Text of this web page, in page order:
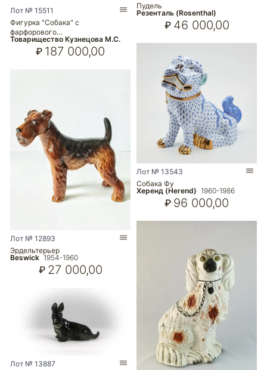
Лот № 15511
Фигурка "Собака" с
фарфорового…
Товарищество Кузнецова М.С.
₽ 187 000,00
Лот № 12893
Эрдельтерьер
Beswick 1954-1960
₽ 27 000,00
Лот № 13887
Пудель
Резенталь (Rosenthal)
₽ 46 000,00
Лот № 13543
Собака Фу
Херенд (Herend) 1960-1986
₽ 96 000,00